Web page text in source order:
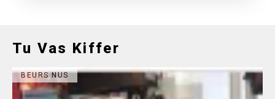
Tu Vas Kiffer
BEURS NUS